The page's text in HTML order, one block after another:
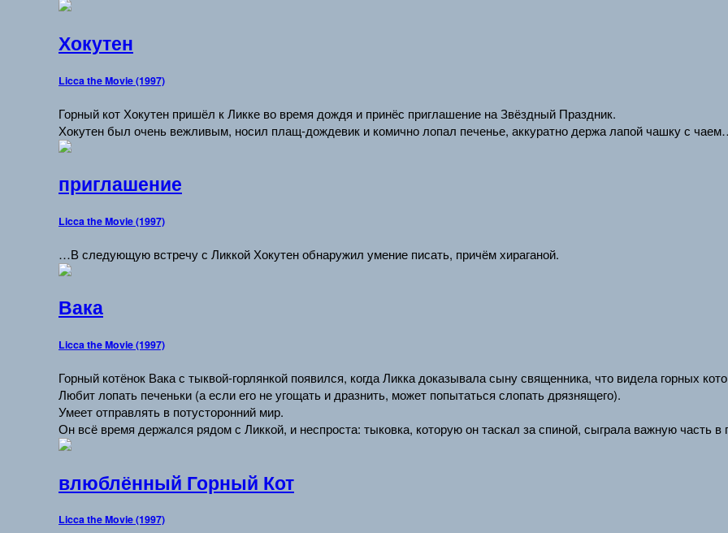
Хокутен
Licca the Movie (1997)
Горный кот Хокутен пришёл к Ликке во время дождя и принёс приглашение на Звёздный Праздник.
Хокутен был очень вежливым, носил плащ-дождевик и комично лопал печенье, аккуратно держа лапой чашку с
приглашение
Licca the Movie (1997)
…В следующую встречу с Ликкой Хокутен обнаружил умение писать, причём хираганой.
Вака
Licca the Movie (1997)
Горный котёнок Вака с тыквой-горлянкой появился, когда Ликка доказывала сыну священника, что видела горных
Любит лопать печеньки (а если его не угощать и дразнить, может попытаться слопать дрязнящего).
Умеет отправлять в потусторонний мир.
Он всё время держался рядом с Ликкой, и неспроста: тыковка, которую он таскал за спиной, сыграла важную часть в
влюблённый Горный Кот
Licca the Movie (1997)